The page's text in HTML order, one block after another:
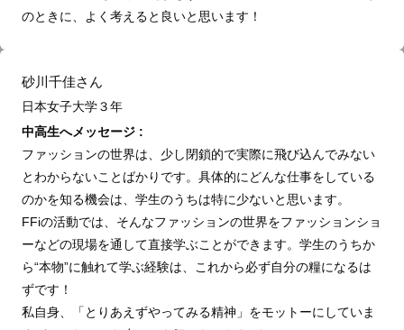
のときに、よく考えると良いと思います！
砂川千佳さん
日本女子大学３年
中高生へメッセージ :
ファッションの世界は、少し閉鎖的で実際に飛び込んでみない
とわからないことばかりです。具体的にどんな仕事をしている
のかを知る機会は、学生のうちは特に少ないと思います。
FFiの活動では、そんなファッションの世界をファッションショ
ーなどの現場を通して直接学ぶことができます。学生のうちか
ら“本物”に触れて学ぶ経験は、これから必ず自分の糧になるは
ずです！
私自身、「とりあえずやってみる精神」をモットーにしていま